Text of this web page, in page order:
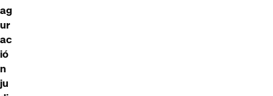
ag
ur
ac
ió
n
ju